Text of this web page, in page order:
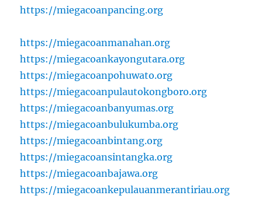
https://miegacoanpancing.org
https://miegacoanmanahan.org
https://miegacoankayongutara.org
https://miegacoanpohuwato.org
https://miegacoanpulautokongboro.org
https://miegacoanbanyumas.org
https://miegacoanbulukumba.org
https://miegacoanbintang.org
https://miegacoansintangka.org
https://miegacoanbajawa.org
https://miegacoankepulauanmerantiriau.org